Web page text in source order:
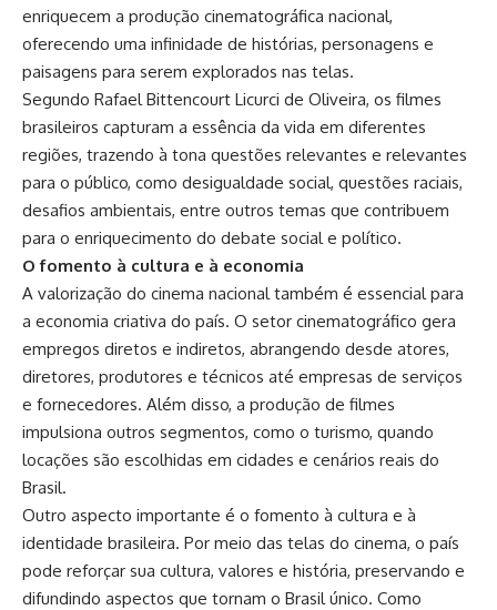
enriquecem a produção cinematográfica nacional,
oferecendo uma infinidade de histórias, personagens e
paisagens para serem explorados nas telas.
Segundo Rafael Bittencourt Licurci de Oliveira, os filmes
brasileiros capturam a essência da vida em diferentes
regiões, trazendo à tona questões relevantes e relevantes
para o público, como desigualdade social, questões raciais,
desafios ambientais, entre outros temas que contribuem
para o enriquecimento do debate social e político.
O fomento à cultura e à economia
A valorização do cinema nacional também é essencial para
a economia criativa do país. O setor cinematográfico gera
empregos diretos e indiretos, abrangendo desde atores,
diretores, produtores e técnicos até empresas de serviços
e fornecedores. Além disso, a produção de filmes
impulsiona outros segmentos, como o turismo, quando
locações são escolhidas em cidades e cenários reais do
Brasil.
Outro aspecto importante é o fomento à cultura e à
identidade brasileira. Por meio das telas do cinema, o país
pode reforçar sua cultura, valores e história, preservando e
difundindo aspectos que tornam o Brasil único. Como